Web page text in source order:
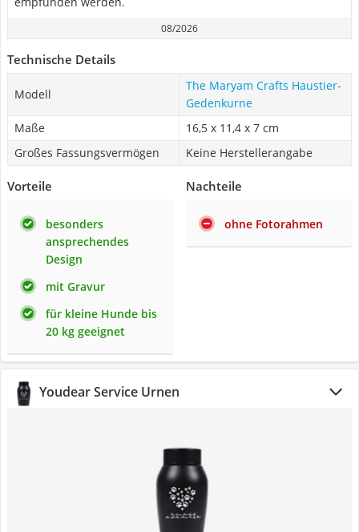
08/2026
Technische Details
Modell
The Maryam Crafts Haustier-
Gedenkurne
Maße
16,5 x 11,4 x 7 cm
Großes Fassungsvermögen
Keine Herstellerangabe
Vorteile
besonders
ansprechendes
Design
mit Gravur
für kleine Hunde bis
20 kg geeignet
Nachteile
ohne Fotorahmen
Youdear Service Urnen